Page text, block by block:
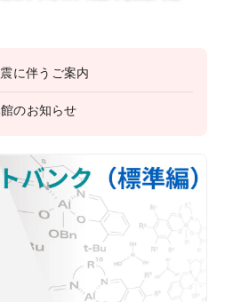
に伴うご案内
のお知らせ